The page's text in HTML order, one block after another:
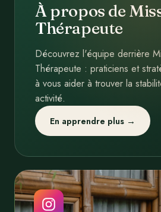
À propos de
Thérapeute
Découvrez l'équipe derrière
Thérapeute : praticiens et
à vous aider à trouver la
activité.
En apprendre plus →